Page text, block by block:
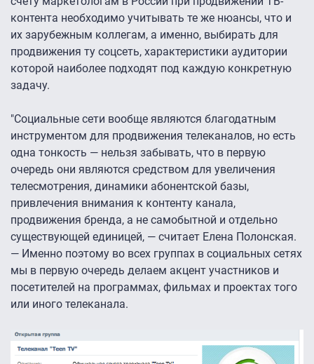
контента необходимо учитывать те же нюансы, что и
их зарубежным коллегам, а именно, выбирать для
продвижения ту соцсеть, характеристики аудитории
которой наиболее подходят под каждую конкретную
задачу.
"Социальные сети вообще являются благодатным
инструментом для продвижения телеканалов, но есть
одна тонкость — нельзя забывать, что в первую
очередь они являются средством для увеличения
телесмотрения, динамики абонентской базы,
привлечения внимания к контенту канала,
продвижения бренда, а не самобытной и отдельно
существующей единицей, — считает Елена Полонская.
— Именно поэтому во всех группах в социальных сетях
мы в первую очередь делаем акцент участников и
посетителей на программах, фильмах и проектах того
или иного телеканала.